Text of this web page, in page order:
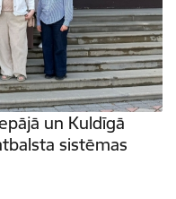
un Kuldīgā
sistēmas